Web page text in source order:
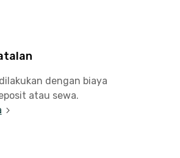
dengan biaya
atau sewa.